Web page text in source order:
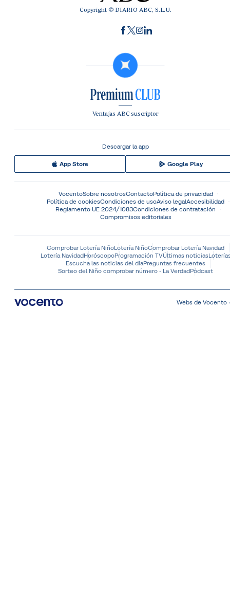
Copyright © DIARIO ABC, S.L.U.
Ventajas ABC suscriptor
Descargar la app
App Store Google Play
VocentoSobre nosotrosContactoPolítica de privacidad
Política de cookiesCondiciones de usoAviso legalAccesibilidad
Reglamento UE 2024/1083Condiciones de contratación
Compromisos editoriales
Comprobar Lotería NiñoLotería NiñoComprobar Lotería Navidad
Lotería NavidadHoróscopoProgramación TVÚltimas noticias
Escucha las noticias del díaPreguntas frecuentes
Sorteo del Niño comprobar número - La VerdadPódcast
Webs de Vocento